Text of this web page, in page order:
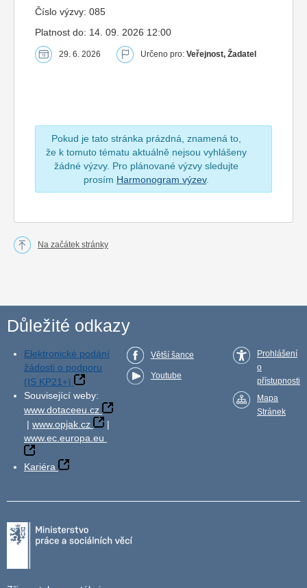
Číslo výzvy: 085
Platnost do: 14. 09. 2026 12:00
29. 6. 2026 Určeno pro: Veřejnost, Žadatel
Pokud je tato stránka prázdná, znamená to,
že k tomuto tématu aktuálně nejsou vyhlášeny
žádné výzvy. Pro plánované výzvy sledujte
prosím Harmonogram výzev.
Na začátek stránky
Důležité odkazy
Elektronické podání
žádosti o podporu
(IS KP21+)
Související weby:
www.dotaceeu.cz
| www.opjak.cz
|
www.ec.europa.eu
Kariéra
Větší šance
Youtube
Prohlášení
o
přístupnosti
Mapa
Stránek